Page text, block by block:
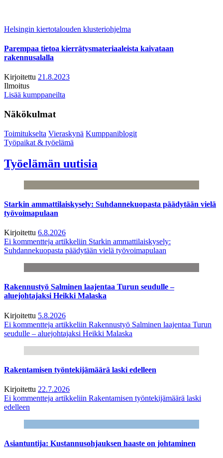
Helsingin kiertotalouden klusteriohjelma
Parempaa tietoa kierrätysmateriaaleista kaivataan
rakennusalalla
Kirjoitettu 21.8.2023
Ilmoitus
Lisää kumppaneilta
Näkökulmat
Toimitukselta Vieraskynä Kumppaniblogit
Työpaikat & työelämä
Työelämän uutisia
Starkin ammattilaiskysely: Suhdannekuopasta päädytään vielä
työvoimapulaan
Kirjoitettu 6.8.2026
Ei kommentteja artikkeliin Starkin ammattilaiskysely:
Suhdannekuopasta päädytään vielä työvoimapulaan
Rakennustyö Salminen laajentaa Turun seudulle –
aluejohtajaksi Heikki Malaska
Kirjoitettu 5.8.2026
Ei kommentteja artikkeliin Rakennustyö Salminen laajentaa Turun
seudulle – aluejohtajaksi Heikki Malaska
Rakentamisen työntekijämäärä laski edelleen
Kirjoitettu 22.7.2026
Ei kommentteja artikkeliin Rakentamisen työntekijämäärä laski
edelleen
Asiantuntija: Kustannusohjauksen haaste on johtaminen